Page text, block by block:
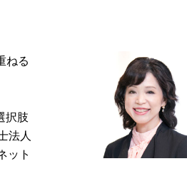
ねる
択肢
法人
ット